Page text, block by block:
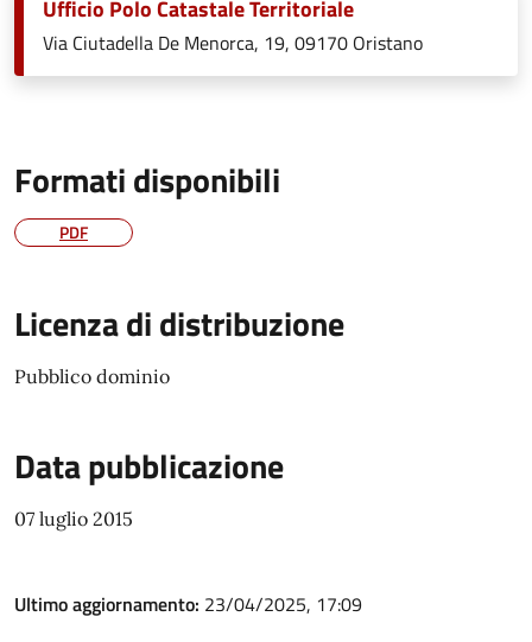
Ufficio Polo Catastale Territoriale
Via Ciutadella De Menorca, 19, 09170 Oristano
Formati disponibili
PDF
Licenza di distribuzione
Pubblico dominio
Data pubblicazione
07 luglio 2015
Ultimo aggiornamento: 23/04/2025, 17:09